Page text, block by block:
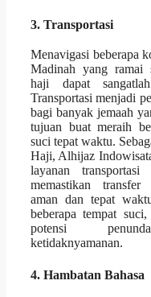
3. Transportasi
Menavigasi beberapa
Madinah yang ramai
haji dapat
Transportasi menjadi
bagi banyak jemaah
tujuan buat meraih
suci tepat waktu.
Haji, Alhijaz
layanan transportasi
memastikan
aman dan tepat
beberapa tempat
potensi
ketidaknyamanan.
4. Hambatan Bahasa